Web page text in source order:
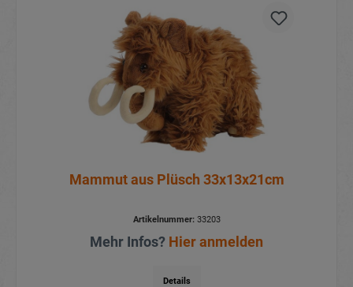
Mammut aus Plüsch 33x13x21cm
Artikelnummer:33203
Mehr Infos? Hier anmelden
Details